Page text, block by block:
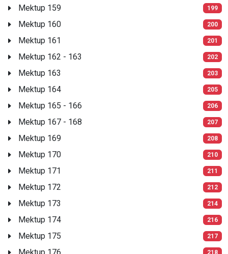
Mektup 159 199
Mektup 160 200
Mektup 161 201
Mektup 162 - 163 202
Mektup 163 203
Mektup 164 205
Mektup 165 - 166 206
Mektup 167 - 168 207
Mektup 169 208
Mektup 170 210
Mektup 171 211
Mektup 172 212
Mektup 173 214
Mektup 174 216
Mektup 175 217
218